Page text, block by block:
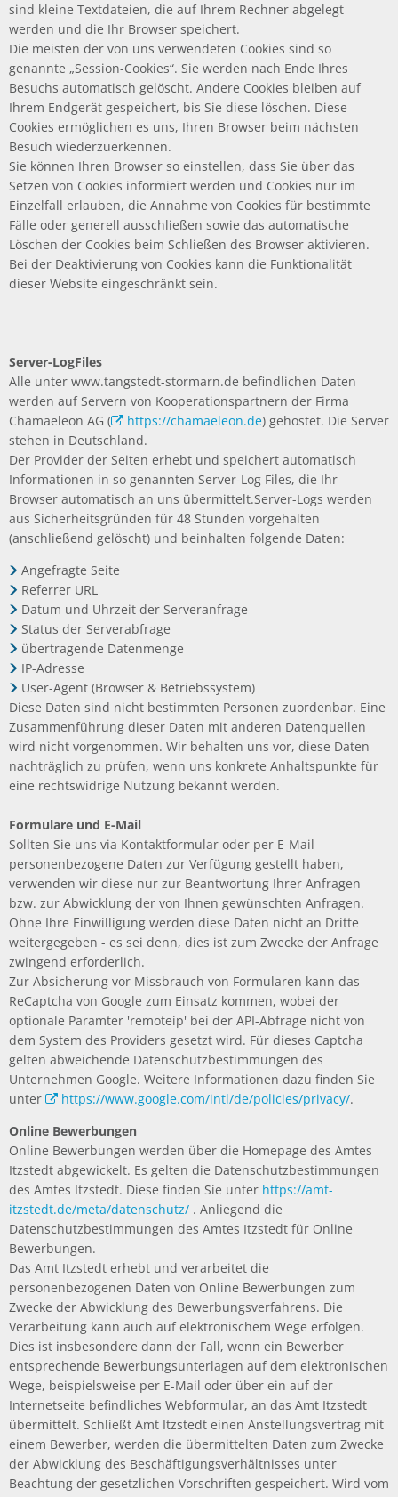
sind kleine Textdateien, die auf Ihrem Rechner abgelegt
werden und die Ihr Browser speichert.
Die meisten der von uns verwendeten Cookies sind so
genannte „Session-Cookies“. Sie werden nach Ende Ihres
Besuchs automatisch gelöscht. Andere Cookies bleiben auf
Ihrem Endgerät gespeichert, bis Sie diese löschen. Diese
Cookies ermöglichen es uns, Ihren Browser beim nächsten
Besuch wiederzuerkennen.
Sie können Ihren Browser so einstellen, dass Sie über das
Setzen von Cookies informiert werden und Cookies nur im
Einzelfall erlauben, die Annahme von Cookies für bestimmte
Fälle oder generell ausschließen sowie das automatische
Löschen der Cookies beim Schließen des Browser aktivieren.
Bei der Deaktivierung von Cookies kann die Funktionalität
dieser Website eingeschränkt sein.
Server-LogFiles
Alle unter www.tangstedt-stormarn.de befindlichen Daten
werden auf Servern von Kooperationspartnern der Firma
Chamaeleon AG (
https://chamaeleon.de) gehostet. Die Server
stehen in Deutschland.
Der Provider der Seiten erhebt und speichert automatisch
Informationen in so genannten Server-Log Files, die Ihr
Browser automatisch an uns übermittelt.Server-Logs werden
aus Sicherheitsgründen für 48 Stunden vorgehalten
(anschließend gelöscht) und beinhalten folgende Daten:
Angefragte Seite
Referrer URL
Datum und Uhrzeit der Serveranfrage
Status der Serverabfrage
übertragende Datenmenge
IP-Adresse
User-Agent (Browser & Betriebssystem)
Diese Daten sind nicht bestimmten Personen zuordenbar. Eine
Zusammenführung dieser Daten mit anderen Datenquellen
wird nicht vorgenommen. Wir behalten uns vor, diese Daten
nachträglich zu prüfen, wenn uns konkrete Anhaltspunkte für
eine rechtswidrige Nutzung bekannt werden.
Formulare und E-Mail
Sollten Sie uns via Kontaktformular oder per E-Mail
personenbezogene Daten zur Verfügung gestellt haben,
verwenden wir diese nur zur Beantwortung Ihrer Anfragen
bzw. zur Abwicklung der von Ihnen gewünschten Anfragen.
Ohne Ihre Einwilligung werden diese Daten nicht an Dritte
weitergegeben - es sei denn, dies ist zum Zwecke der Anfrage
zwingend erforderlich.
Zur Absicherung vor Missbrauch von Formularen kann das
ReCaptcha von Google zum Einsatz kommen, wobei der
optionale Paramter 'remoteip' bei der API-Abfrage nicht von
dem System des Providers gesetzt wird. Für dieses Captcha
gelten abweichende Datenschutzbestimmungen des
Unternehmen Google. Weitere Informationen dazu finden Sie
unter
https://www.google.com/intl/de/policies/privacy/.
Online Bewerbungen
Online Bewerbungen werden über die Homepage des Amtes
Itzstedt abgewickelt. Es gelten die Datenschutzbestimmungen
des Amtes Itzstedt. Diese finden Sie unter https://amt-
itzstedt.de/meta/datenschutz/ . Anliegend die
Datenschutzbestimmungen des Amtes Itzstedt für Online
Bewerbungen.
Das Amt Itzstedt erhebt und verarbeitet die
personenbezogenen Daten von Online Bewerbungen zum
Zwecke der Abwicklung des Bewerbungsverfahrens. Die
Verarbeitung kann auch auf elektronischem Wege erfolgen.
Dies ist insbesondere dann der Fall, wenn ein Bewerber
entsprechende Bewerbungsunterlagen auf dem elektronischen
Wege, beispielsweise per E-Mail oder über ein auf der
Internetseite befindliches Webformular, an das Amt Itzstedt
übermittelt. Schließt Amt Itzstedt einen Anstellungsvertrag mit
einem Bewerber, werden die übermittelten Daten zum Zwecke
der Abwicklung des Beschäftigungsverhältnisses unter
Beachtung der gesetzlichen Vorschriften gespeichert. Wird vom